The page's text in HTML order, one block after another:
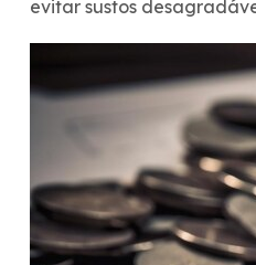
evitar sustos